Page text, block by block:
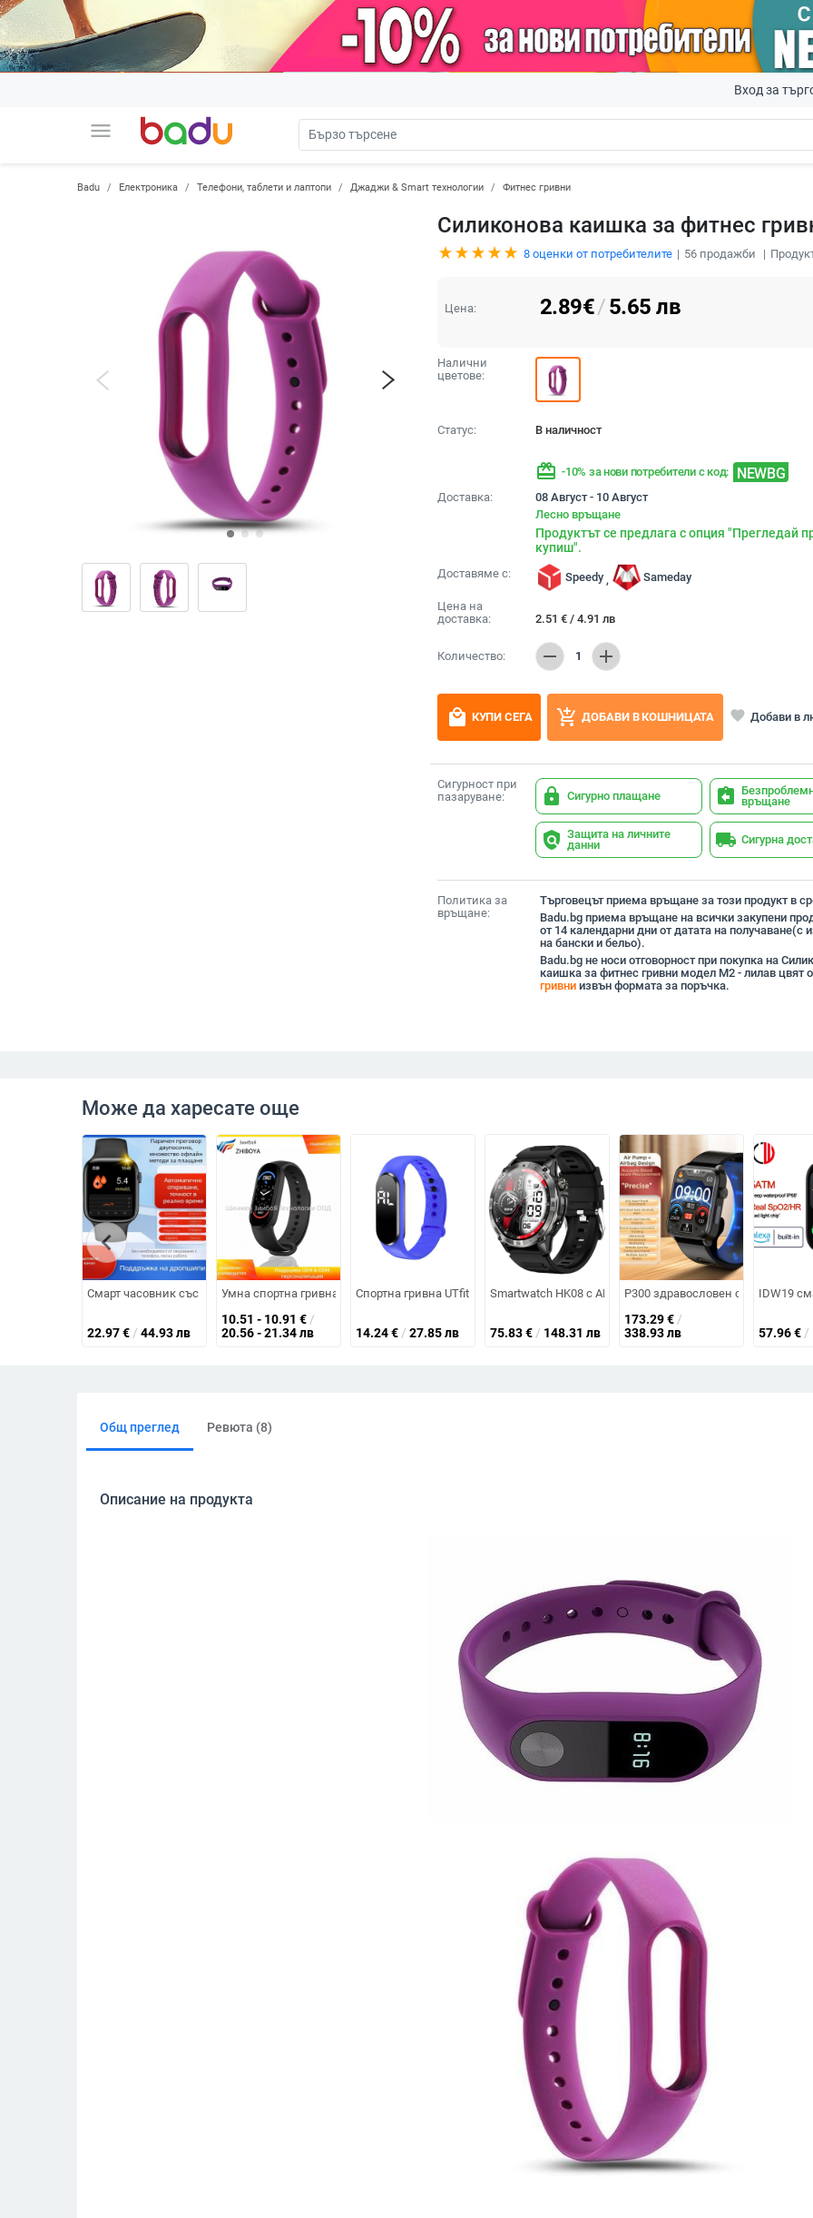
menu
Вход за
Badu Електроника Телефони, таблети и лаптопи Джаджи & Smart технологии Фитнес гривни
Силиконова каишка за фитнес
8оценки от потребителите 56продажби
Цена: 2.89€/5.65 лв
Налични
цветове:
Статус: В наличност
redeem -10% за нови потребители с код: NEWBG
Доставка:
08 Август - 10 Август
Лесно връщане
Продуктът се предлага с опция "Прегледай
купиш".
Доставяме с: Speedy , Sameday
Цена на
доставка:
2.51 € / 4.91 лв
Количество: remove 1 add
local_mall КУПИ СЕГА add_shopping_cart ДОБАВИ В КОШНИЦАТА favorite Добави в
Сигурност при
пазаруване:
lock Сигурно плащане assignment_return връщане
policy Защита на личните
данни
local_shipping Сигурна
Политика за
връщане:
Търговецът приема връщане за този продукт в
Badu.bg приема връщане на всички закупени
от 14 календарни дни от датата на получаване(с
на бански и бельо).
Badu.bg не носи отговорност при покупка на
каишка за фитнес гривни модел M2 - лилав цвят
гривниизвън формата за поръчка.
Може да харесате още
Смарт часовник със следене на кръвната захар, кръвното налягане, урикова киселина и сърдечната честота, NFC плащания
22.97€ / 44.93 лв
Умна спортна гривна с измерване на пулса, Bluetooth връзка, магнитно зареждане, обхват 5–10 м, TFT
10.51 - 10.91 € /
20.56 - 21.34 лв
Спортна гривна UTfit с обратно отброяване, аларма и мониторинг на съня —
14.24€ / 27.85 лв
Smartwatch HK08 с AMOLED дисплей, измерване на
75.83€ / 148.31 лв
P300 здравословен смарт
173.29€ /
338.93 лв
IDW19
57.96€ /
chevron_left
Общ преглед Ревюта (8)
Описание на продукта